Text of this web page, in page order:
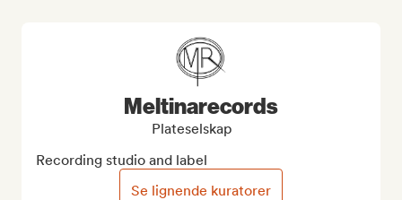
Meltinarecords
Plateselskap
Recording studio and label
Se lignende kuratorer